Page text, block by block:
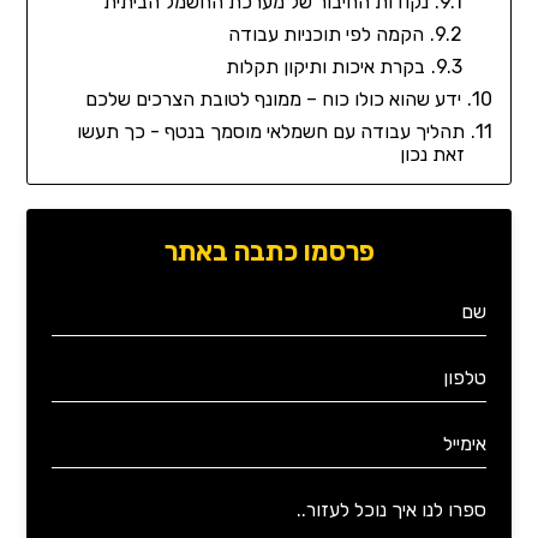
הקמה לפי תוכניות עבודה
בקרת איכות ותיקון תקלות
ידע שהוא כולו כוח – ממונף לטובת הצרכים שלכם
תהליך עבודה עם חשמלאי מוסמך בנטף - כך תעשו
זאת נכון
פרסמו כתבה באתר